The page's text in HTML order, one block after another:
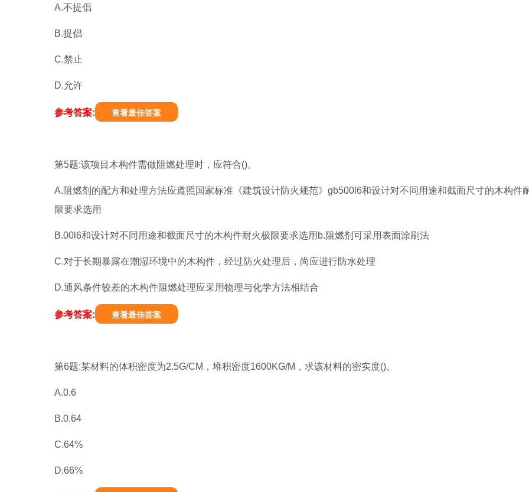
A.不提倡
B.提倡
C.禁止
D.允许
参考答案: 查看最佳答案
第5题:该项目木构件需做阻燃处理时，应符合()。
A.阻燃剂的配方和处理方法应遵照国家标准《建筑设计防火规范》gb500l6和设计对不同用途和截面尺寸的木构件
限要求选用
B.00l6和设计对不同用途和截面尺寸的木构件耐火极限要求选用b.阻燃剂可采用表面涂刷法
C.对于长期暴露在潮湿环境中的木构件，经过防火处理后，尚应进行防水处理
D.通风条件较差的木构件阻燃处理应采用物理与化学方法相结合
参考答案: 查看最佳答案
第6题:某材料的体积密度为2.5G/CM，堆积密度1600KG/M，求该材料的密实度()。
A.0.6
B.0.64
C.64%
D.66%